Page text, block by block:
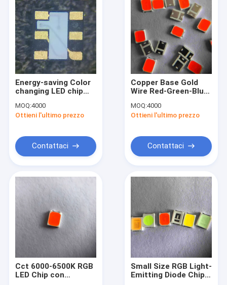
Energy-saving Color
changing LED chip
540nm Green and
50000-100000H
MOQ:4000
Ottieni l'ultimo prezzo
Contattaci
Copper Base Gold
Wire Red-Green-Blue
2.8mm Package Size
for Customizable
MOQ:4000
Ottieni l'ultimo prezzo
Contattaci
Cct 6000-6500K RGB
LED Chip con
Small Size RGB Light-
Emitting Diode Chip